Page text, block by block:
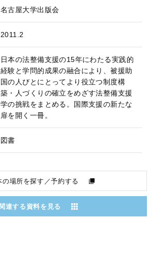
名古屋大学出版会
2011.2
日本の法整備支援の15年にわたる実践的
経験と学問的成果の融合により、被援助
国の人びとにとってより役立つ制度構
築・人づくりの確立をめざす法整備支援
学の挑戦をまとめる。国際支援の新たな
扉を開く一冊。
図書
の場所を探す／予約する
関連する資料を見る